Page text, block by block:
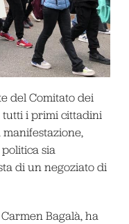
del Comitato dei
tutti i primi cittadini
sia
di un negoziato di
Bagalà, ha